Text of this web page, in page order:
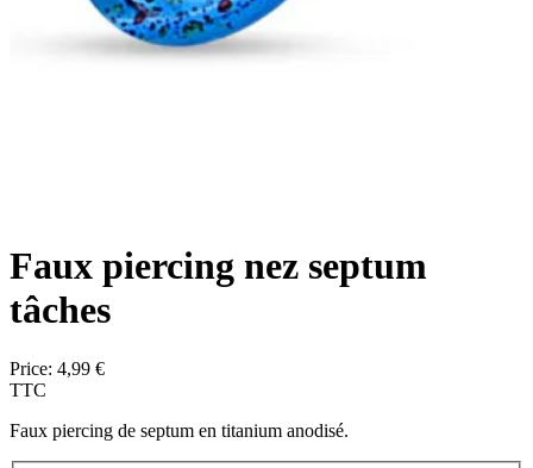
Faux piercing nez septum
tâches
Price: 4,99 €
TTC
Faux piercing de septum en titanium anodisé.